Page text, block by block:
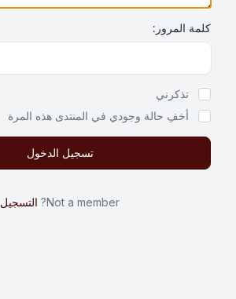
كلمة المرور:
تذكرني
أخفِ حالة وجودي في المنتدى هذه المرة
Not a member? التسجيل